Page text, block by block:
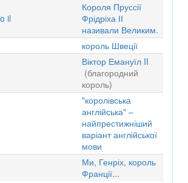
il
Короля Пруссії
Фрідріха ІІ
називали Великим.
король Швеції
Віктор Емануїл II
(благородний
король)
"королівська
англійська" ‒
найпрестижніший
варіант англійської
мови
Ми, Генріх, король
Франції...